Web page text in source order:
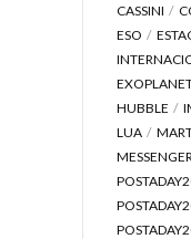
CASSINI
ESO
HUBBLE
LUA
MESSENGER